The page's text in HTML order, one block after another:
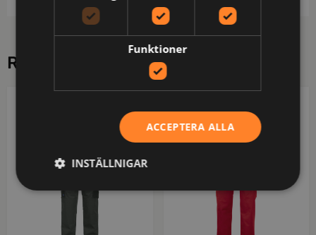
RELATERADE PRODUKTER
Funktioner
ACCEPTERA ALLA
INSTÄLLNIGAR